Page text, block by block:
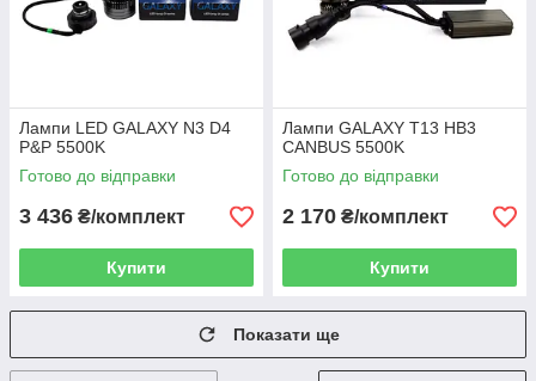
Лампи LED GALAXY N3 D4
P&P 5500K
Готово до відправки
3 436 ₴/комплект
Купити
Лампи GALAXY T13 HB3
CANBUS 5500K
Готово до відправки
2 170 ₴/комплект
Купити
Показати ще